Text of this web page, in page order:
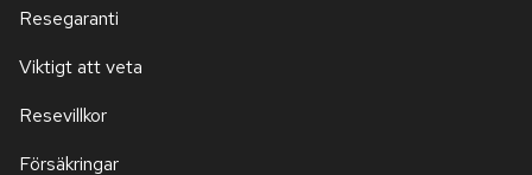
Resegaranti
Viktigt att veta
Resevillkor
Försäkringar